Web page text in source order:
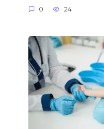
0 24